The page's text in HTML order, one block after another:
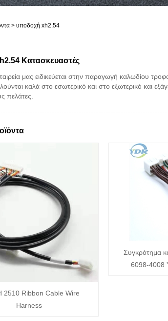
> υποδοχή xh2.54
Κατασκευαστές
μας ειδικεύεται στην παραγωγή καλωδίου
καλά στο εσωτερικό και στο εξωτερικό και
πελάτες.
2510 Ribbon Cable Wire
Harness
Συγκρότημα
6098-4008